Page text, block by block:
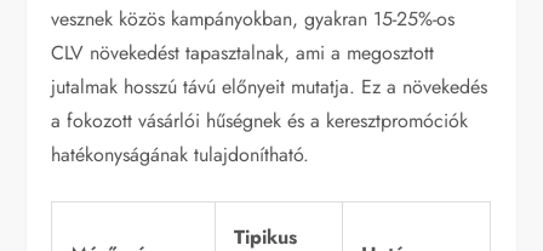
vesznek közös kampányokban, gyakran 15-25%-os
CLV növekedést tapasztalnak, ami a megosztott
jutalmak hosszú távú előnyeit mutatja. Ez a növekedés
a fokozott vásárlói hűségnek és a keresztpromóciók
hatékonyságának tulajdonítható.
Tipikus